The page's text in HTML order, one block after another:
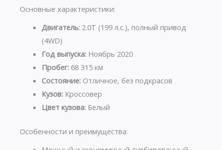
Основные характеристики:
Двигатель:2.0T (199 л.с.), полный привод
(4WD)
Год выпуска:Ноябрь 2020
Пробег:68 315 км
Состояние:Отличное, без подкрасов
Кузов:Кроссовер
Цвет кузова:Белый
Особенности и преимущества: